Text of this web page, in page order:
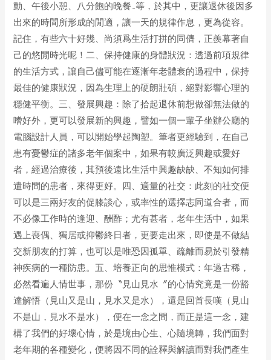
動、午後小憩、八分飽的晚餐…等，於其中，更讓退休後因多
出來的時間所形成的閒適，讓一天的規律作息，更為從容。
記住，有些六十好幾、尚須爲生活打拼的同儕，正羨幕著自
己的悠閒時光呢！二、保持健康的身體狀況：透過前項規律
的生活方式，讓自己儘可能在逐漸年老體衰的過程中，保持
最佳的健康狀況，因為生理上的硬朗壯碩，絕對影響心理的
穩健平衡。三、發展興趣：除了拾起退休前想做卻無法做的
嗜好外，更可以發展新的興趣，譬如一個一輩子坐辦公廳的
電腦設計人員，可以開始學起陶塑。筆者更經驗到，在自己
患有憂鬱症的諸多老年個案中，如果有較廣泛興趣或愛好
者，經過治療後，其預後遠比生活中興趣缺缺、不知如何排
遣時間的患者，來得更好。四、適量的社交：此刻的社交便
可以是三兩好友的促膝談心，或率性的選擇志同道合者，而
不必像工作時的逢迎、酬酢；尤有甚者，老年生活中，如果
遇上喪偶、獨居或抑鬱終日者，更要走出來，即使是不做結
交新朋友的打算，也可以是唯恐因孤單、疏離而易於引發精
神疾病的一種防患。五、培養正向的思惟模式：年過古稀，
必然看遍人情世事，那份〝見山見水〞的心情究竟是一份豁
達解悟（見山又是山，見水又是水），還是回首長嘆（見山
不是山，見水不是水），便在一念之間，而正是這一念，建
構了我們的好壞心情，於是境由心生、心隨境轉，我們面對
老年期的各種變化，便將因不同的詮釋與解讀而對我們產生